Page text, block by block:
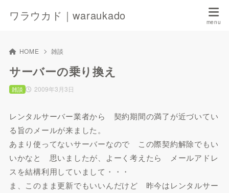
ワラウカド｜waraukado
HOME 雑談
サーバーの乗り換え
2009年3月3日
雑談
レンタルサーバー業者から 契約期間の満了が近づいてい
る旨のメールが来ました。
あまり使ってないサーバーなので この際契約解除でもい
いかなと 思いましたが、よーく考えたら メールアドレ
スを結構利用していまして・・・
ま、このまま更新でもいいんだけど 昨今はレンタルサー